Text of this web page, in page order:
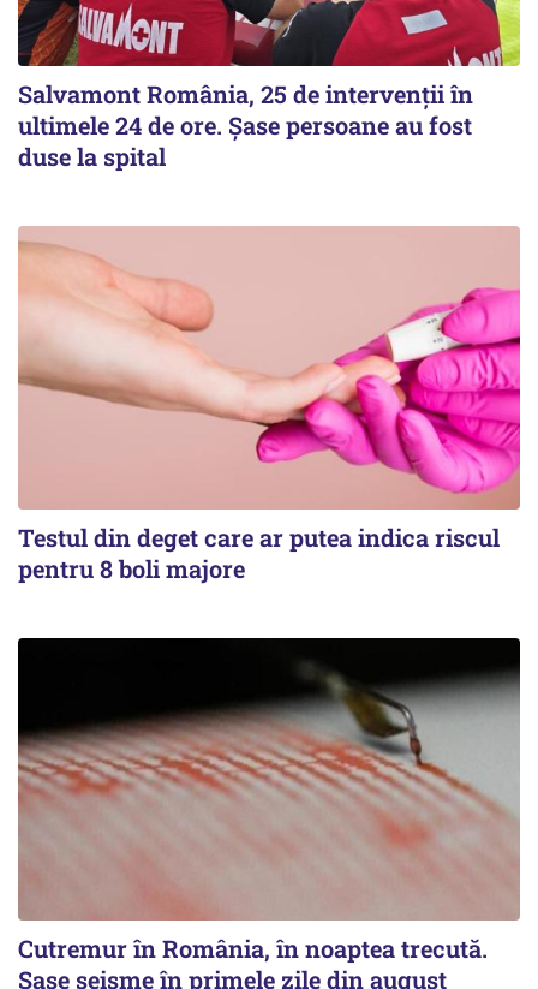
Salvamont România, 25 de intervenții în
ultimele 24 de ore. Șase persoane au fost
duse la spital
Testul din deget care ar putea indica riscul
pentru 8 boli majore
Cutremur în România, în noaptea trecută.
Șase seisme în primele zile din august